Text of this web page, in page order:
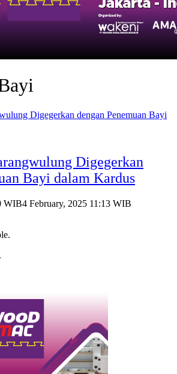
Digegerkan
Bayi dalam Kardus
WIB4 February, 2025 11:13 WIB